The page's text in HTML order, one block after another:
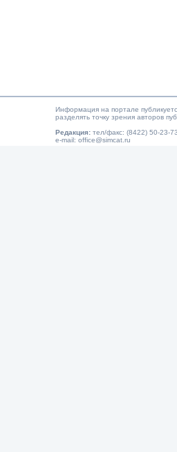
Информация на портале
разделять точку зрения авторов
Редакция: тел/факс: (8422) 50-23-
e-mail: office@simcat.ru